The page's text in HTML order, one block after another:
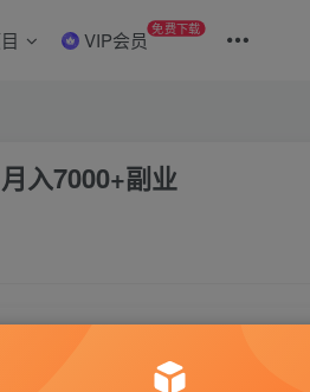
VIP会员 免费下载
入7000+副业
钱项目：只需发布视频就有收入，月入
，请付费后查看